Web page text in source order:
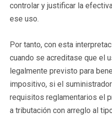
controlar y justificar la
ese uso.
Por tanto, con esta
cuando se acreditase que el
legalmente previsto para
impositivo, si el
requisitos reglamentarios el
a tributación con arreglo al